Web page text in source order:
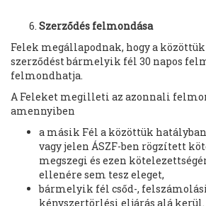
Szerződés felmondása
Felek megállapodnak, hogy a
szerződést bármelyik fél 30 napos
felmondhatja.
A Feleket megilleti az azonnali
amennyiben
a másik Fél a közöttük
vagy jelen ÁSZF-ben rögzített
megszegi és ezen
ellenére sem tesz eleget,
bármelyik fél csőd-,
kényszertörlési eljárás alá kerül.